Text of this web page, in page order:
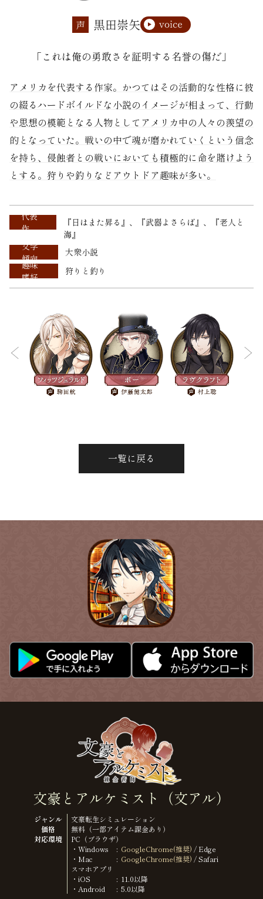
声 黒田崇矢
「これは俺の勇敢さを証明する名誉の傷だ」
アメリカを代表する作家。かつてはその活動的な性格に彼
の綴るハードボイルドな小説のイメージが相まって、行動
や思想の模範となる人物としてアメリカ中の人々の羨望の
的となっていた。戦いの中で魂が磨かれていくという信念
を持ち、侵蝕者との戦いにおいても積極的に命を賭けよう
とする。狩りや釣りなどアウトドア趣味が多い。
代表
作
『日はまた昇る』、『武器よさらば』、『老人と
海』
文学
傾向
大衆小説
趣味
嗜好
狩りと釣り
一覧に戻る
文豪とアルケミスト（文アル）
ジャンル
文豪転生シミュレーション
価格
無料（一部アイテム課金あり）
対応環境
PC（ブラウザ）
・Windows
GoogleChrome(推奨) / Edge
・Mac
GoogleChrome(推奨) / Safari
スマホアプリ
・iOS
11.0以降
・Android
5.0以降